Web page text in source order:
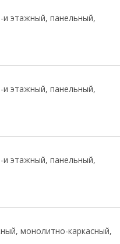
этажный, панельный,
этажный, панельный,
этажный, панельный,
монолитно-каркасный,